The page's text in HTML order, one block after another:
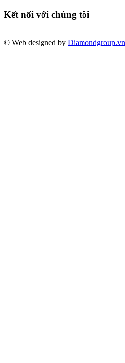
Kết nối với chúng tôi
© Web designed by Diamondgroup.vn